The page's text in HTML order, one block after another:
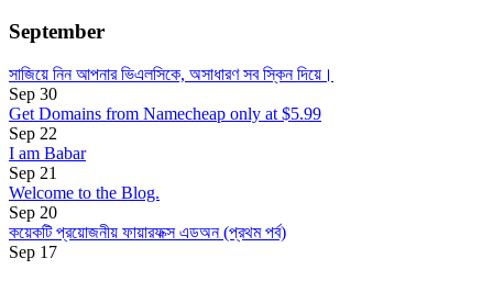
September
সাজিয়ে নিন আপনার ভিএলসিকে, অসাধারণ সব স্কিন দিয়ে।
Sep 30
Get Domains from Namecheap only at $5.99
Sep 22
I am Babar
Sep 21
Welcome to the Blog.
Sep 20
কয়েকটি প্রয়োজনীয় ফায়ারফক্স এডঅন (প্রথম পর্ব)
Sep 17